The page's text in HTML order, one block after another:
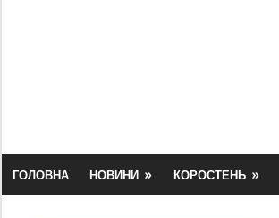
ГОЛОВНА НОВИНИ КОРОСТЕНЬ